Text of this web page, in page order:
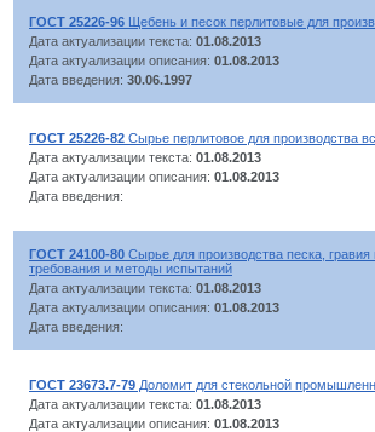
ГОСТ 25226-96 Щебень и песок перлитовые для
Дата актуализации текста: 01.08.2013
Дата актуализации описания: 01.08.2013
Дата введения: 30.06.1997
ГОСТ 25226-82 Сырье перлитовое для производства
Дата актуализации текста: 01.08.2013
Дата актуализации описания: 01.08.2013
Дата введения:
ГОСТ 24100-80 Сырье для производства песка,
требования и методы испытаний
Дата актуализации текста: 01.08.2013
Дата актуализации описания: 01.08.2013
Дата введения:
ГОСТ 23673.7-79 Доломит для стекольной
Дата актуализации текста: 01.08.2013
Дата актуализации описания: 01.08.2013